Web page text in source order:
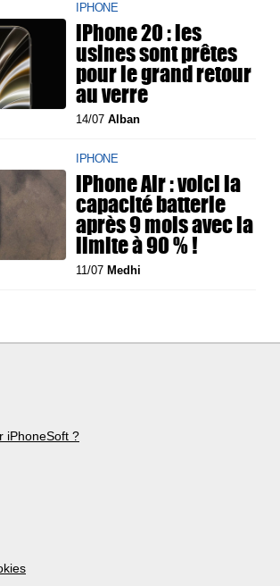
IPHONE
iPhone 20 : les
usines sont prêtes
pour le grand retour
au verre
14/07Alban
IPHONE
iPhone Air : voici la
capacité batterie
après 9 mois avec la
limite à 90 % !
11/07 Medhi
iPhoneSoft ?